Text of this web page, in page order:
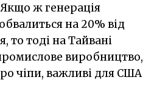
Якщо ж генерація
на 20% від
то тоді на Тайвані
виробництво,
чіпи, важливі для США